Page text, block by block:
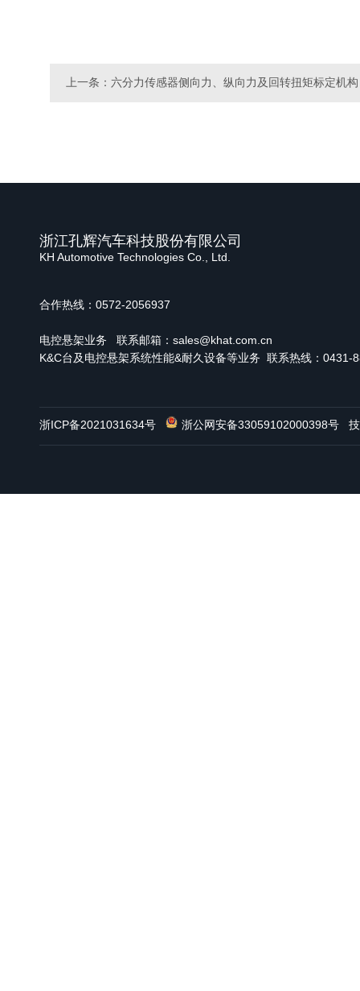
上一条：六分力传感器侧向力、纵向力及回转扭矩标定机构
浙江孔辉汽车科技股份有限公司
KH Automotive Technologies Co., Ltd.
合作热线：0572-2056937
电控悬架业务
联系邮箱：sales@khat.com.cn
K&C台及电控悬架系统性能&耐久设备等业务 联系热线：0431-
浙ICP备2021031634号 浙公网安备33059102000398号